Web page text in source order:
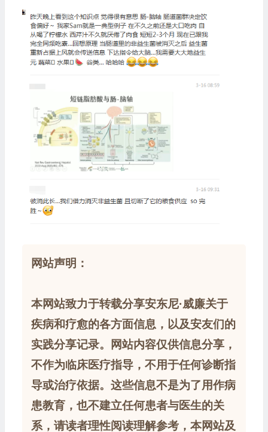
网站声明：
本网站致力于转载分享安东尼·威廉关于
疾病和疗愈的各方面信息，以及安友们的
实践分享记录。网站内容仅供信息分享，
不作为临床医疗指导，不用于任何诊断指
导或治疗依据。这些信息不是为了用作病
患教育，也不建立任何患者与医生的关
系，请读者理性阅读理解参考，本网站及